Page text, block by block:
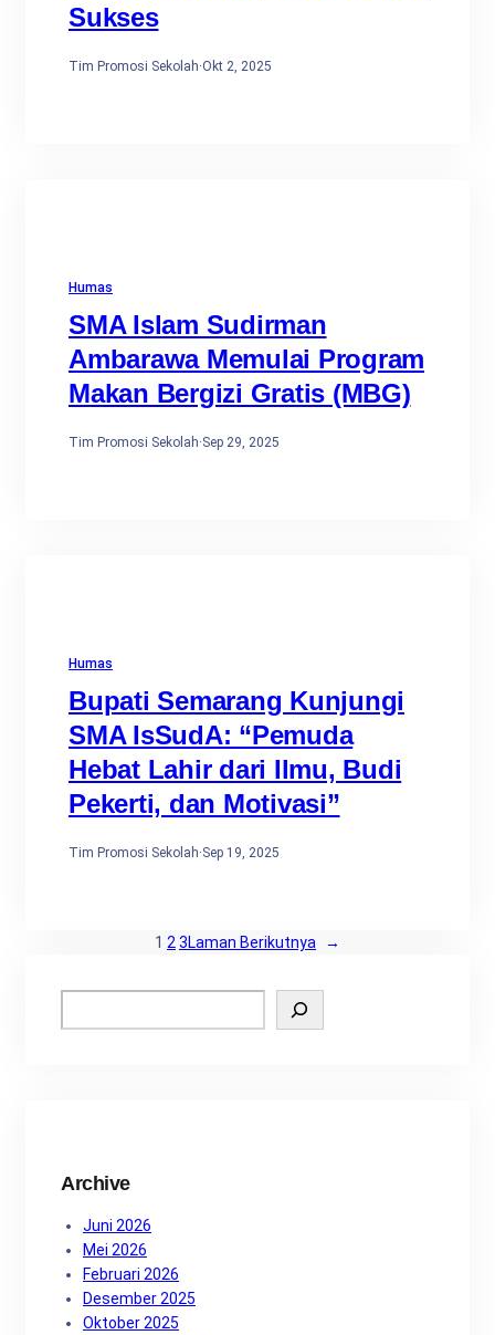
Sukses
Tim Promosi Sekolah·Okt 2, 2025
Humas
SMA Islam Sudirman
Ambarawa Memulai Program
Makan Bergizi Gratis (MBG)
Tim Promosi Sekolah·Sep 29, 2025
Humas
Bupati Semarang Kunjungi
SMA IsSudA: “Pemuda
Hebat Lahir dari Ilmu, Budi
Pekerti, dan Motivasi”
Tim Promosi Sekolah·Sep 19, 2025
1 23Laman Berikutnya →
e
Archive
Juni 2026
Mei 2026
Februari 2026
Desember 2025
Oktober 2025